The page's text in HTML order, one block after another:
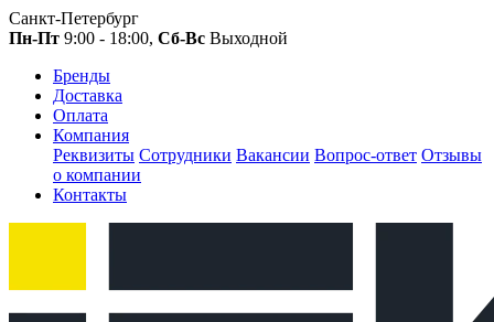
Санкт-Петербург
Пн-Пт 9:00 - 18:00, Сб-Вс Выходной
Бренды
Доставка
Оплата
Компания
Реквизиты Сотрудники Вакансии Вопрос-ответ Отзывы
о компании
Контакты